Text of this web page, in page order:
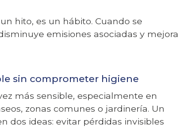
hito, es un hábito. Cuando se
emisiones asociadas y mejora
sin comprometer higiene
más sensible, especialmente en
zonas comunes o jardinería. Un
dos ideas: evitar pérdidas invisibles